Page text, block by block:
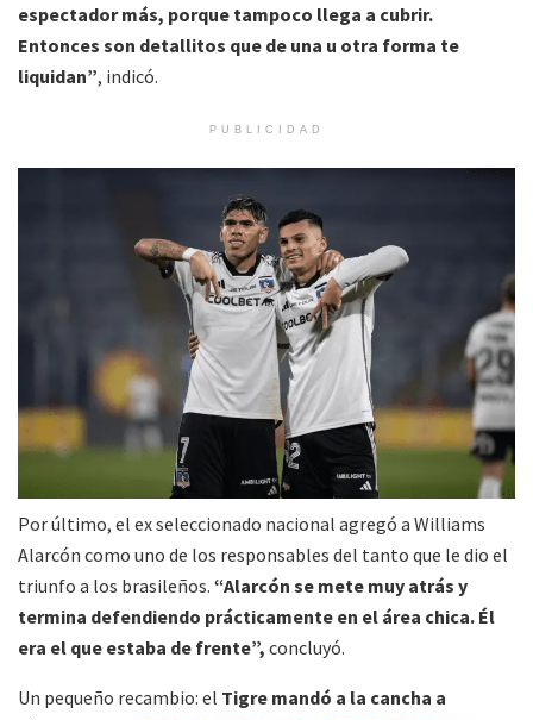
espectador más, porque tampoco llega a cubrir.
Entonces son detallitos que de una u otra forma te
liquidan”, indicó.
PUBLICIDAD
Por último, el ex seleccionado nacional agregó a Williams
Alarcón como uno de los responsables del tanto que le dio el
triunfo a los brasileños. “Alarcón se mete muy atrás y
termina defendiendo prácticamente en el área chica. Él
era el que estaba de frente”, concluyó.
Un pequeño recambio: el Tigre mandó a la cancha a